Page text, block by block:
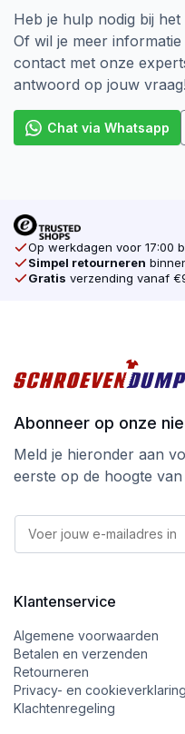
Heb je hulp nodig bij
Of wil je meer
contact met onze
antwoord op jouw vraag!
Chat via Whatsapp
Op werkdagen voor 17:00
Simpel retourneren
Gratis verzending vanaf
Abonneer op onze
Meld je hieronder aan
eerste op de hoogte
a
E
m
a
i
l
E
-
E
m
lKlantenservice
Algemene voorwaarden
Betalen en verzenden
Retourneren
Privacy- en cookieverklaring
Klachtenregeling